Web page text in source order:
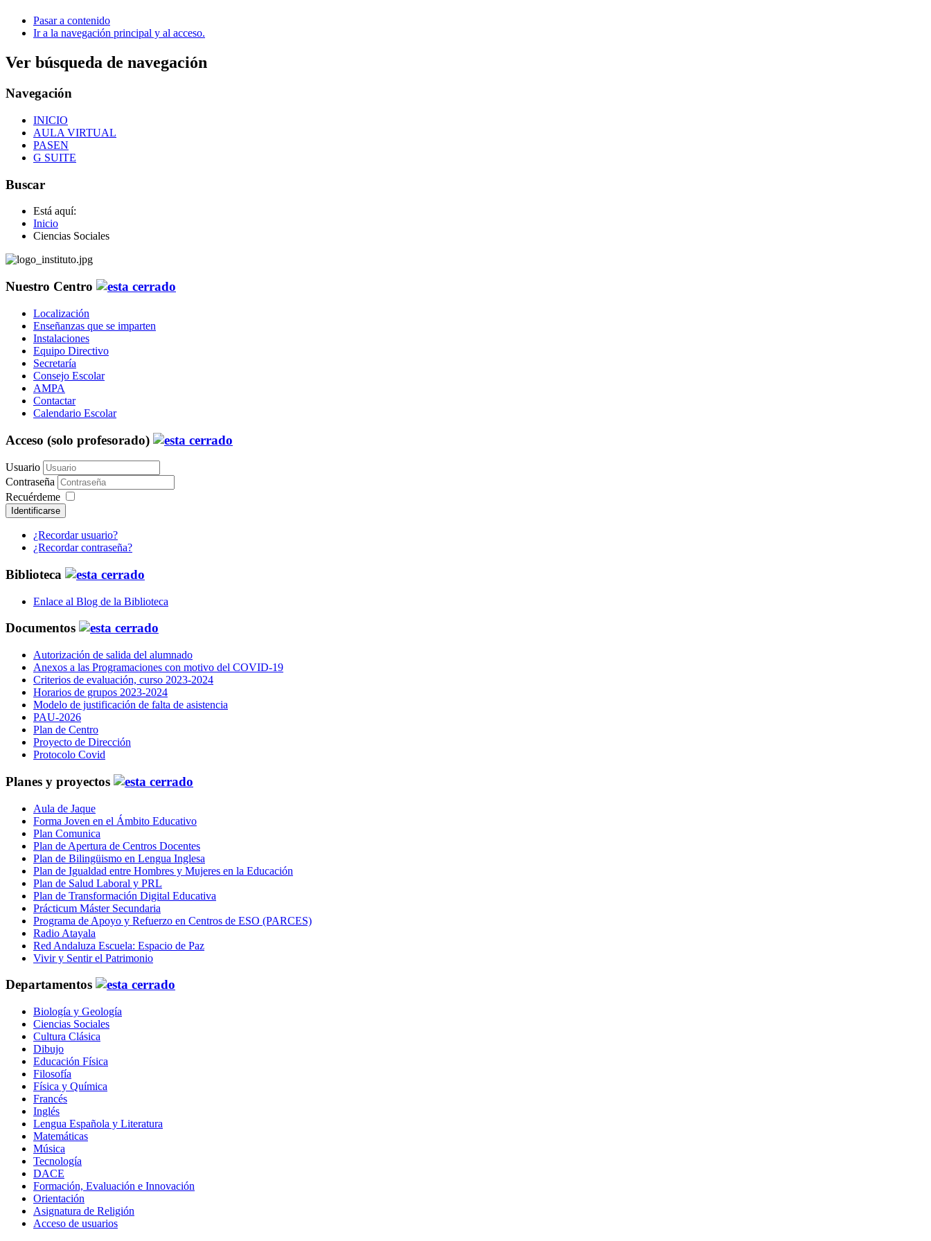
Pasar a contenido
Ir a la navegación principal y al acceso.
Ver búsqueda de navegación
Navegación
INICIO
AULA VIRTUAL
PASEN
G SUITE
Buscar
Está aquí:
Inicio
Ciencias Sociales
Nuestro Centro
Localización
Enseñanzas que se imparten
Instalaciones
Equipo Directivo
Secretaría
Consejo Escolar
AMPA
Contactar
Calendario Escolar
Acceso (solo profesorado)
Usuario
Contraseña
Recuérdeme
Identificarse
¿Recordar usuario?
¿Recordar contraseña?
Biblioteca
Enlace al Blog de la Biblioteca
Documentos
Autorización de salida del alumnado
Anexos a las Programaciones con motivo del COVID-19
Criterios de evaluación, curso 2023-2024
Horarios de grupos 2023-2024
Modelo de justificación de falta de asistencia
PAU-2026
Plan de Centro
Proyecto de Dirección
Protocolo Covid
Planes y proyectos
Aula de Jaque
Forma Joven en el Ámbito Educativo
Plan Comunica
Plan de Apertura de Centros Docentes
Plan de Bilingüismo en Lengua Inglesa
Plan de Igualdad entre Hombres y Mujeres en la Educación
Plan de Salud Laboral y PRL
Plan de Transformación Digital Educativa
Prácticum Máster Secundaria
Programa de Apoyo y Refuerzo en Centros de ESO (PARCES)
Radio Atayala
Red Andaluza Escuela: Espacio de Paz
Vivir y Sentir el Patrimonio
Departamentos
Biología y Geología
Ciencias Sociales
Cultura Clásica
Dibujo
Educación Física
Filosofía
Física y Química
Francés
Inglés
Lengua Española y Literatura
Matemáticas
Música
Tecnología
DACE
Formación, Evaluación e Innovación
Orientación
Asignatura de Religión
Acceso de usuarios